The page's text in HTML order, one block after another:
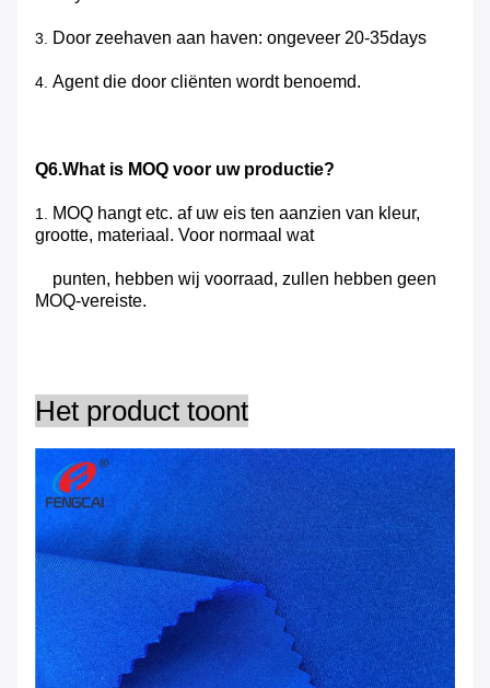
3. Door zeehaven aan haven: ongeveer 20-35days
4. Agent die door cliënten wordt benoemd.
Q6.What is MOQ voor uw productie?
1. MOQ hangt etc. af uw eis ten aanzien van kleur,
grootte, materiaal. Voor normaal wat
punten, hebben wij voorraad, zullen hebben geen
MOQ-vereiste.
Het product toont